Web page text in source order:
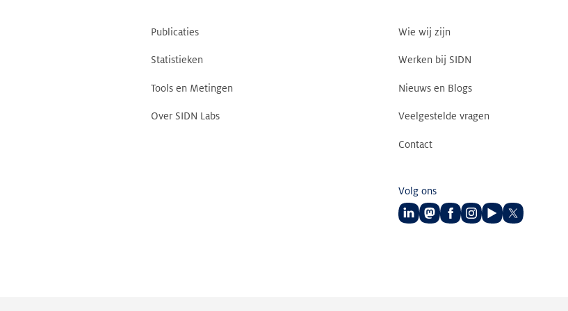
Publicaties
Statistieken
Tools en Metingen
Over SIDN Labs
Wie wij zijn
Werken bij SIDN
Nieuws en Blogs
Veelgestelde vragen
Contact
Volg ons